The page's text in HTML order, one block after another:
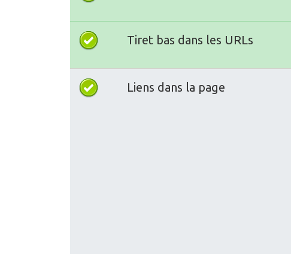
Tiret bas dans les URLs
Liens dans la page